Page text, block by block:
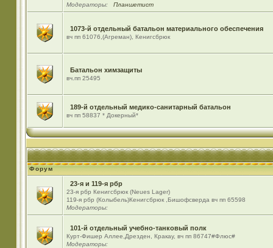
Модераторы: Планшетист
1073-й отдельный батальон материального обеспечения
вч пп 61076,(Агреман), Кенигсбрюк
Батальон химзащиты
вч.пп 25495
189-й отдельный медико-санитарный батальон
вч пп 58837 * Докерный*
Форум
23-я и 119-я рбр
23-я рбр Кенигсбрюк (Neues Lager)
119-я рбр (Колыбель)Кенигсбрюк ,Бишофсверда вч пп 65598
Модераторы:
101-й отдельный учебно-танковый полк
Курт-Фишер Аллее,Дрезден, Кракау, вч пп 86747#Флюс#
Модераторы: